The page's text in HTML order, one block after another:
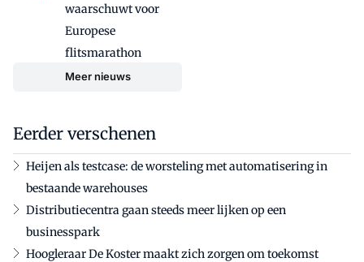
waarschuwt voor
Europese
flitsmarathon
Meer nieuws
Eerder verschenen
Heijen als testcase: de worsteling met automatisering in
bestaande warehouses
Distributiecentra gaan steeds meer lijken op een
businesspark
Hoogleraar De Koster maakt zich zorgen om toekomst